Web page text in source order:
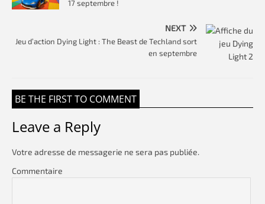
17 septembre !
NEXT
Jeu d’action Dying Light : The Beast de Techland sort
en septembre
BE THE FIRST TO COMMENT
Leave a Reply
Votre adresse de messagerie ne sera pas publiée.
Commentaire